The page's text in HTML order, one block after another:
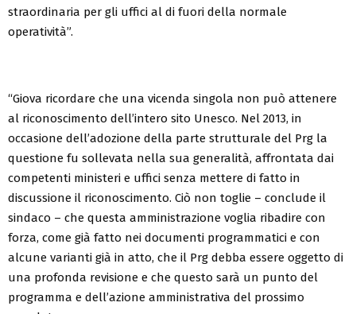
straordinaria per gli uffici al di fuori della normale
operatività”.
“Giova ricordare che una vicenda singola non può attenere
al riconoscimento dell’intero sito Unesco. Nel 2013, in
occasione dell’adozione della parte strutturale del Prg la
questione fu sollevata nella sua generalità, affrontata dai
competenti ministeri e uffici senza mettere di fatto in
discussione il riconoscimento. Ciò non toglie – conclude il
sindaco – che questa amministrazione voglia ribadire con
forza, come già fatto nei documenti programmatici e con
alcune varianti già in atto, che il Prg debba essere oggetto di
una profonda revisione e che questo sarà un punto del
programma e dell’azione amministrativa del prossimo